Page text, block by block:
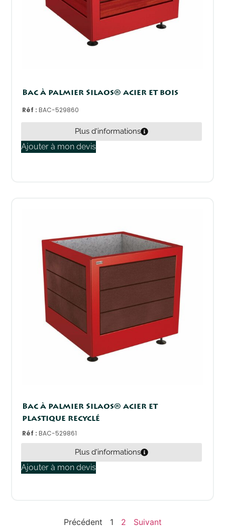
Bac à palmier Silaos® acier et bois
Réf :BAC-529860
Plus d'informations
Ajouter à mon devis
Bac à palmier Silaos® acier et
plastique recyclé
Réf :BAC-529861
Plus d'informations
Ajouter à mon devis
Précédent 1 2 Suivant